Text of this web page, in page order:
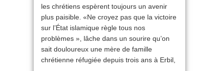
les chrétiens espèrent toujours un avenir
plus paisible. «Ne croyez pas que la victoire
sur l’État islamique règle tous nos
problèmes », lâche dans un sourire qu’on
sait douloureux une mère de famille
chrétienne réfugiée depuis trois ans à Erbil,